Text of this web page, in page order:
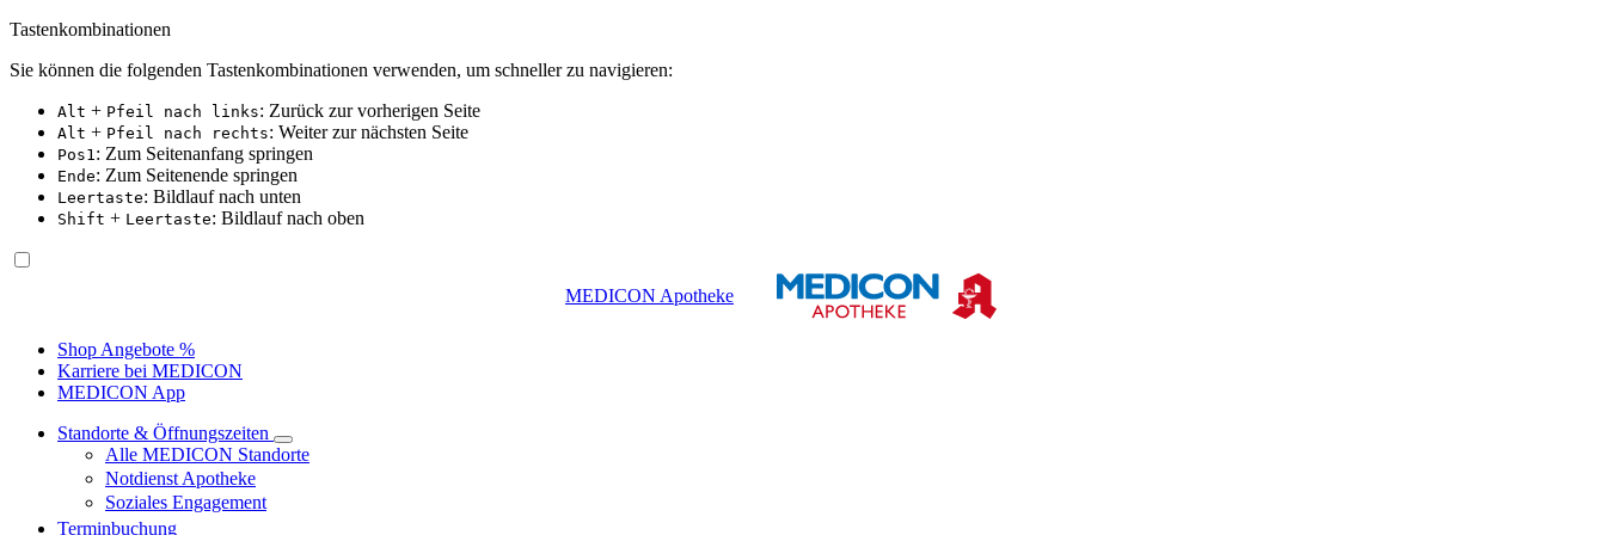
Tastenkombinationen
Sie können die folgenden Tastenkombinationen verwenden, um schneller zu navigieren:
Alt + Pfeil nach links: Zurück zur vorherigen Seite
Alt + Pfeil nach rechts: Weiter zur nächsten Seite
Pos1: Zum Seitenanfang springen
Ende: Zum Seitenende springen
Leertaste: Bildlauf nach unten
Shift + Leertaste: Bildlauf nach oben
MEDICON Apotheke
Shop Angebote %
Karriere bei MEDICON
MEDICON App
Standorte & Öffnungszeiten
Alle MEDICON Standorte
Notdienst Apotheke
Soziales Engagement
Terminbuchung